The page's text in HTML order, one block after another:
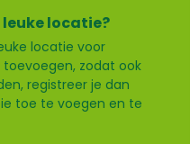
leuke locatie?
locatie voor
zodat ook
registreer je dan
toe te voegen en te